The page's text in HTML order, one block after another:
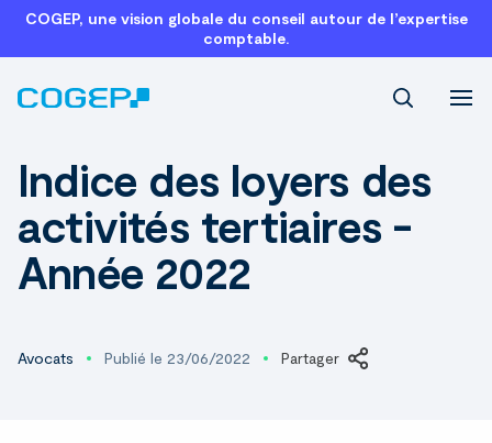
COGEP, une vision globale du conseil autour de l’expertise
comptable.
Indice des loyers des
activités tertiaires -
Année 2022
Avocats Publié le 23/06/2022 Partager